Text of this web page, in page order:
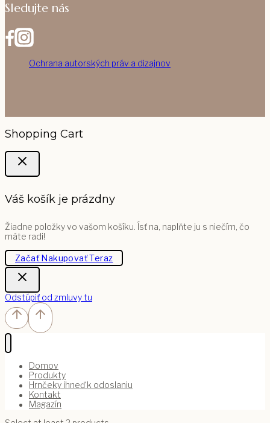
Sledujte nás
Ochrana autorských práv a dizajnov
Shopping Cart
Váš košík je prázdny
Žiadne položky vo vašom košíku. Ísť na, naplňte ju s niečím, čo
máte radi!
Začať Nakupovať Teraz
Odstúpiť od zmluvy tu
Domov
Produkty
Hrnčeky ihneď k odoslaniu
Kontakt
Magazín